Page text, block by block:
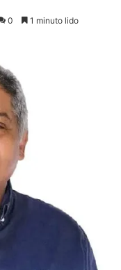
0 1 minuto lido